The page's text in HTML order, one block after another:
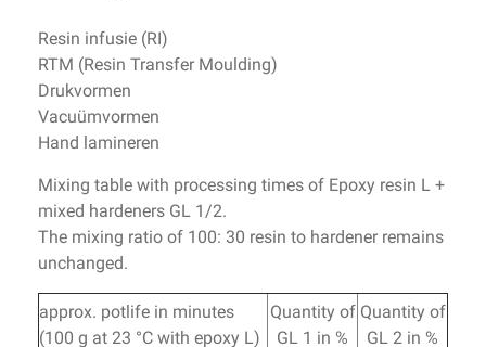
Resin infusie (RI)
RTM (Resin Transfer Moulding)
Drukvormen
Vacuümvormen
Hand lamineren
Mixing table with processing times of Epoxy resin L +
mixed hardeners GL 1/2.
The mixing ratio of 100: 30 resin to hardener remains
unchanged.
approx. potlife in minutes
(100 g at 23 °C with epoxy L)
Quantity of
GL 1 in %
Quantity of
GL 2 in %